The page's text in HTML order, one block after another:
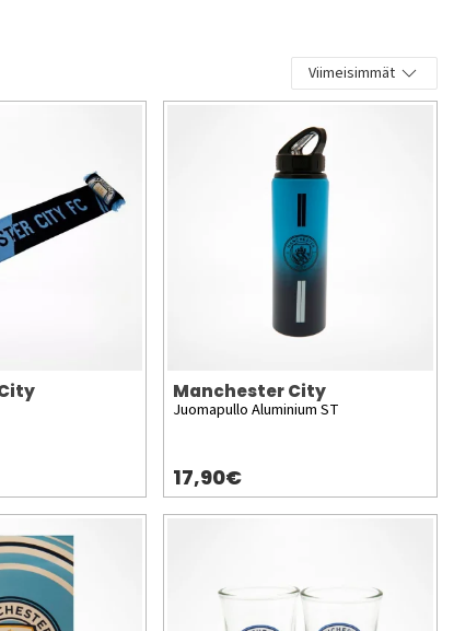
Viimeisimmät
Manchester City
Juomapullo Aluminium ST
17,90€